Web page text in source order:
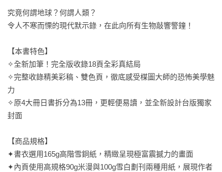
究竟何謂地球？何謂人類？
令人不寒而慄的現代默示錄，在此向所有生物敲響警鐘！
【本書特色】
✧全新加筆！完全版收錄18頁全彩真結局
✧完整收錄精美彩稿、雙色頁，徹底感受楳圖大師的恐怖美學魅
力
✧原4大冊日書拆分為13冊，更輕便易讀，並全新設計台版獨家
封面
【商品規格】
✦書衣選用165g高階雪銅紙，精緻呈現極富震撼力的畫面
✦內頁使用高規格90g米漫與100g雪白劃刊兩種用紙，展現作者